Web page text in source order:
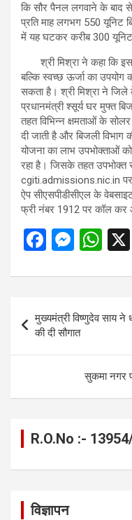
कि सौर पैनल लगवाने के बाद
प्रति माह लगभग 550 यूनिट
में यह घटकर करीब 300
श्री मिश्रा ने कहा कि इस
बल्कि स्वच्छ ऊर्जा का उपयोग
सकता है। श्री मिश्रा ने जिले
प्रधानमंत्री श्सूर्य घर मुफ्त
तहत विभिन्न क्षमताओं के
दी जाती है और बिजली
योजना का लाभ उपभोक्ताओं
रहा है। जिसके तहत उपभोक्त
cgiti.admissions.nic.in पर
ऐप सीएसपीडीसीएल के
फ्री नंबर 1912 पर कॉल
F
ce
b
o
o
M
se
n
g
er
W
at
A
p
p
navigation
मुख्यमंत्री विष्णुदेव साय
की दी सौगात
सुकमा नगर
R.O.No :-
विज्ञापन